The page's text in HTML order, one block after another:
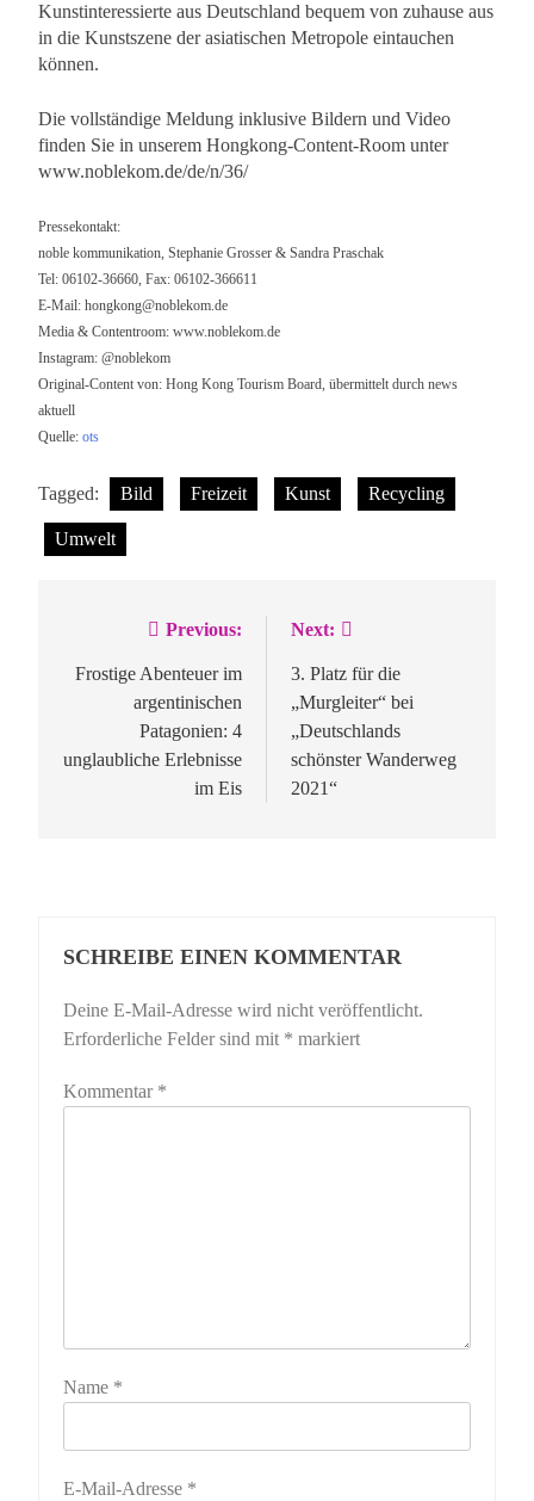
Kunstinteressierte aus Deutschland bequem von zuhause aus
in die Kunstszene der asiatischen Metropole eintauchen
können.
Die vollständige Meldung inklusive Bildern und Video
finden Sie in unserem Hongkong-Content-Room unter
www.noblekom.de/de/n/36/
Pressekontakt:
noble kommunikation, Stephanie Grosser & Sandra Praschak
Tel: 06102-36660, Fax: 06102-366611
E-Mail: hongkong@noblekom.de
Media & Contentroom: www.noblekom.de
Instagram: @noblekom
Original-Content von: Hong Kong Tourism Board, übermittelt durch news
aktuell
Quelle: ots
Tagged: Bild Freizeit Kunst Recycling
Umwelt
Beitragsnavigation
Previous:
Frostige Abenteuer im
argentinischen
Patagonien: 4
unglaubliche Erlebnisse
im Eis
Next:
3. Platz für die
„Murgleiter“ bei
„Deutschlands
schönster Wanderweg
2021“
SCHREIBE EINEN KOMMENTAR
Deine E-Mail-Adresse wird nicht veröffentlicht.
Erforderliche Felder sind mit * markiert
Kommentar *
Name *
E-Mail-Adresse *